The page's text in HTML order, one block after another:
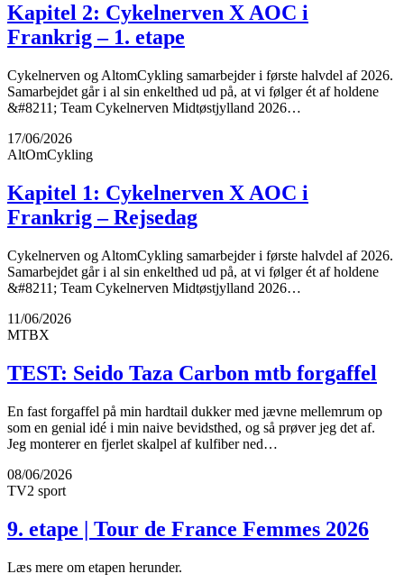
Kapitel 2: Cykelnerven X AOC i
Frankrig – 1. etape
Cykelnerven og AltomCykling samarbejder i første halvdel af 2026.
Samarbejdet går i al sin enkelthed ud på, at vi følger ét af holdene
&#8211; Team Cykelnerven Midtøstjylland 2026…
17/06/2026
AltOmCykling
Kapitel 1: Cykelnerven X AOC i
Frankrig – Rejsedag
Cykelnerven og AltomCykling samarbejder i første halvdel af 2026.
Samarbejdet går i al sin enkelthed ud på, at vi følger ét af holdene
&#8211; Team Cykelnerven Midtøstjylland 2026…
11/06/2026
MTBX
TEST: Seido Taza Carbon mtb forgaffel
En fast forgaffel på min hardtail dukker med jævne mellemrum op
som en genial idé i min naive bevidsthed, og så prøver jeg det af.
Jeg monterer en fjerlet skalpel af kulfiber ned…
08/06/2026
TV2 sport
9. etape | Tour de France Femmes 2026
Læs mere om etapen herunder.